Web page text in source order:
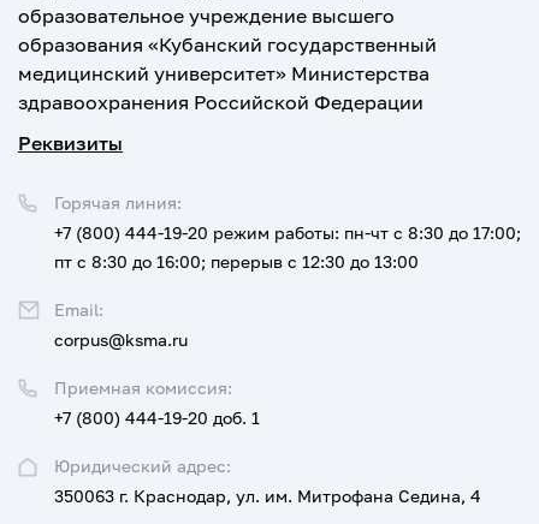
образовательное учреждение высшего
образования «Кубанский государственный
медицинский университет» Министерства
здравоохранения Российской Федерации
Реквизиты
Юридический адрес:
350063 г. Краснодар, ул. им. Митрофана Седина, 4
Приемная комиссия:
+7 (800) 444-19-20 доб. 1
Горячая линия:
+7 (800) 444-19-20 режим работы: пн-чт с 8:30 до 17:00;
пт с 8:30 до 16:00; перерыв с 12:30 до 13:00
Email:
corpus@ksma.ru